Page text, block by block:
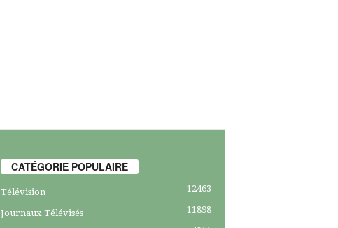
CATÉGORIE POPULAIRE
Télévision 12463
Journaux Télévisés 11898